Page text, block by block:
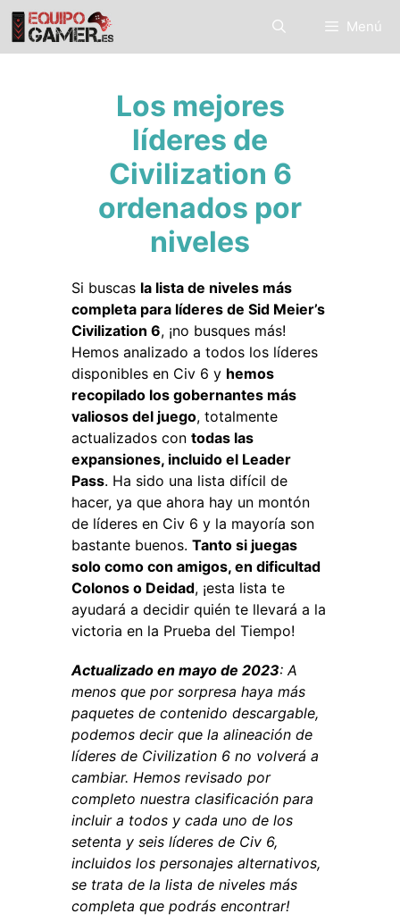
Saltar
contenido
Menú
Los mejores
líderes de
Civilization 6
ordenados por
niveles
Si buscas la lista de niveles más
completa para líderes de Sid Meier’s
Civilization 6, ¡no busques más!
Hemos analizado a todos los líderes
disponibles en Civ 6 y hemos
recopilado los gobernantes más
valiosos del juego, totalmente
actualizados con todas las
expansiones, incluido el Leader
Pass. Ha sido una lista difícil de
hacer, ya que ahora hay un montón
de líderes en Civ 6 y la mayoría son
bastante buenos. Tanto si juegas
solo como con amigos, en dificultad
Colonos o Deidad, ¡esta lista te
ayudará a decidir quién te llevará a la
victoria en la Prueba del Tiempo!
Actualizado en mayo de 2023: A
menos que por sorpresa haya más
paquetes de contenido descargable,
podemos decir que la alineación de
líderes de Civilization 6 no volverá a
cambiar. Hemos revisado por
completo nuestra clasificación para
incluir a todos y cada uno de los
setenta y seis líderes de Civ 6,
incluidos los personajes alternativos,
se trata de la lista de niveles más
completa que podrás encontrar!